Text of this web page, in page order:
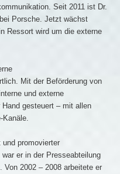
Seit 2011 ist Dr.
Porsche. Jetzt wächst
Ressort wird um die externe
Mit der Beförderung von
und externe
gesteuert – mit allen
promovierter
er in der Presseabteilung
2002 – 2008 arbeitete er